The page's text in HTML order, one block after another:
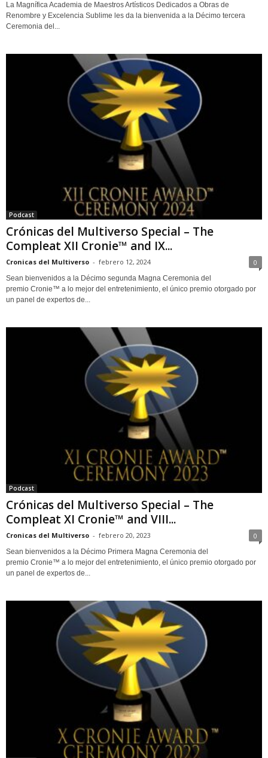
La Magnífica Academia de Maestros Artísticos Dedicados a Obras de
Renombre y Excelencia Sublime les da la bienvenida a la Décimo tercera
Ceremonia del...
Podcast
Crónicas del Multiverso Special – The
Compleat XII Cronie™ and IX...
Cronicas del Multiverso - febrero 12, 2024 0
Sean bienvenidos a la Décimo segunda Magna Ceremonia del
premio Cronie™ a lo mejor del entretenimiento, el único premio otorgado por
un panel de expertos de...
Podcast
Crónicas del Multiverso Special – The
Compleat XI Cronie™ and VIII...
Cronicas del Multiverso - febrero 20, 2023 0
Sean bienvenidos a la Décimo Primera Magna Ceremonia del
premio Cronie™ a lo mejor del entretenimiento, el único premio otorgado por
un panel de expertos de...